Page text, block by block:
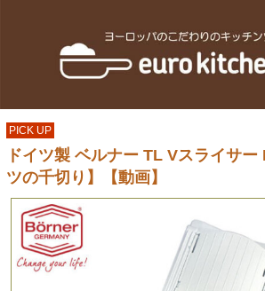
PICK UP
ドイツ製 ベルナー TL Vスライサ
ツの千切り】【動画】